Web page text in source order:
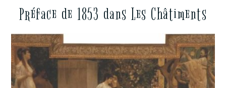
Préface de 1853 dans Les Châtiments